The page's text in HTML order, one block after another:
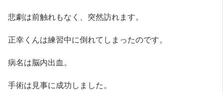
悲劇は前触れもなく、突然訪れます。
正幸くんは練習中に倒れてしまったのです。
病名は脳内出血。
手術は見事に成功しました。